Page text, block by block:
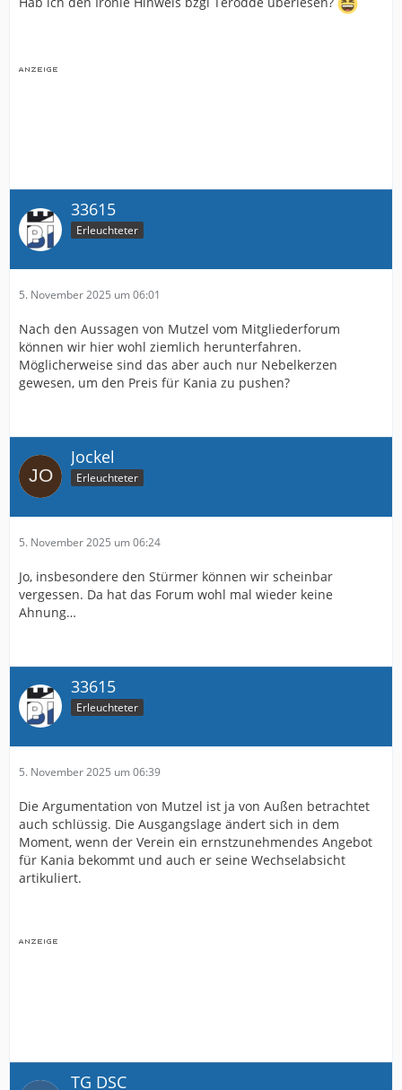
33615
Erleuchteter
5. November 2025 um 06:01
Nach den Aussagen von Mutzel vom Mitgliederforum
können wir hier wohl ziemlich herunterfahren.
Möglicherweise sind das aber auch nur Nebelkerzen
gewesen, um den Preis für Kania zu pushen?
Jockel
Erleuchteter
5. November 2025 um 06:24
Jo, insbesondere den Stürmer können wir scheinbar
vergessen. Da hat das Forum wohl mal wieder keine
Ahnung…
33615
Erleuchteter
5. November 2025 um 06:39
Die Argumentation von Mutzel ist ja von Außen betrachtet
auch schlüssig. Die Ausgangslage ändert sich in dem
Moment, wenn der Verein ein ernstzunehmendes Angebot
für Kania bekommt und auch er seine Wechselabsicht
artikuliert.
TG DSC